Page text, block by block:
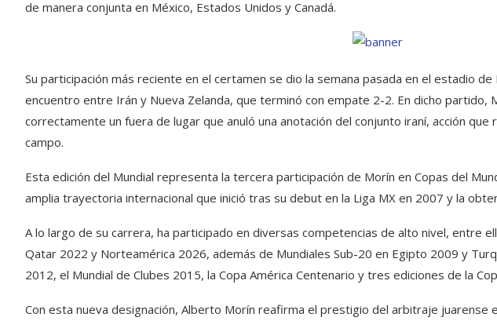
de manera conjunta en México, Estados Unidos y Canadá.
Su participación más reciente en el certamen se dio la semana pasada en el estadio
encuentro entre Irán y Nueva Zelanda, que terminó con empate 2-2. En dicho partido,
correctamente un fuera de lugar que anuló una anotación del conjunto iraní, acción
campo.
Esta edición del Mundial representa la tercera participación de Morín en Copas del
amplia trayectoria internacional que inició tras su debut en la Liga MX en 2007 y la
A lo largo de su carrera, ha participado en diversas competencias de alto nivel, entre
Qatar 2022 y Norteamérica 2026, además de Mundiales Sub-20 en Egipto 2009 y
2012, el Mundial de Clubes 2015, la Copa América Centenario y tres ediciones de la
Con esta nueva designación, Alberto Morín reafirma el prestigio del arbitraje juarense